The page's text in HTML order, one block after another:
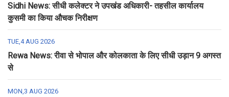
Sidhi News: सीधी कलेक्टर ने उपखंड अधिकारी- तहसील कार्यालय
कुसमी का किया औचक निरीक्षण
TUE,4 AUG 2026
Rewa News: रीवा से भोपाल और कोलकाता के लिए सीधी उड़ान 9 अगस्त
से
MON,3 AUG 2026